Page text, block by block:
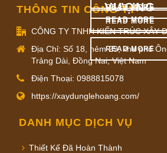
READ MORE
READ MORE
READ MORE
VƯỢNG
READ MORE
THÔNG TIN CÔNG TY
CÔNG TY TNHH KIẾN TRÚC XÂY
Địa Chỉ: Số 18, hẻm 29, khu phố
Trảng Dài, Đồng Nai, Việt Nam
Điện Thoại: 0988815078
https://xaydunglehoang.com/
DANH MỤC DỊCH VỤ
Thiết Kế Đã Hoàn Thành